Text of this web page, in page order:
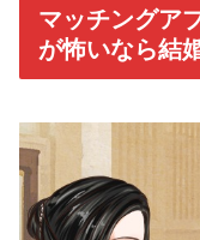
マッチングア
が怖いなら結